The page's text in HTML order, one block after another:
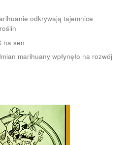
odkrywają tajemnice
na sen
marihuany wpłynęło na rozwój